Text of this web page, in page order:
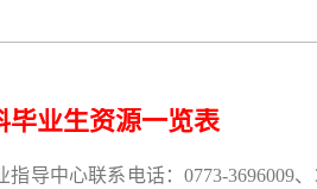
毕业生资源一览表
导中心联系电话：0773-3696009